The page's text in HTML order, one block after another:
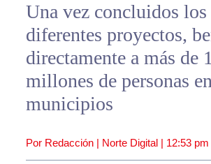
Una vez concluidos los
diferentes proyectos,
directamente a más de
millones de personas
municipios
Por Redacción | Norte Digital | 12:53 pm